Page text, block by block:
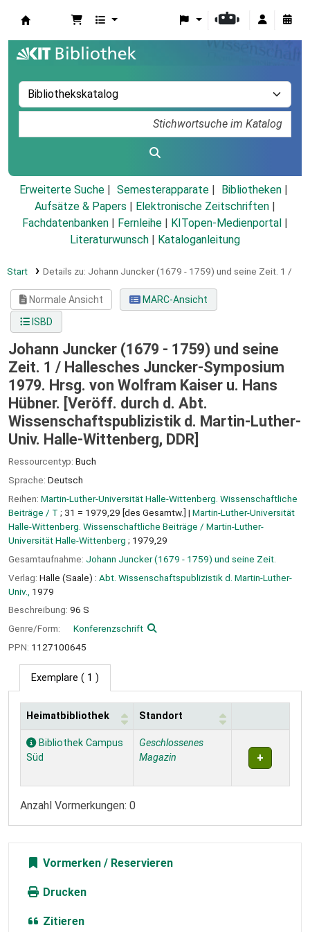
Erweiterte Suche Semesterapparate
Bibliotheken
Aufsätze & Papers
Elektronische Zeitschriften
Fachdatenbanken
Fernleihe KITopen-Medienportal
Literaturwunsch
Kataloganleitung
Start Details zu: Johann Juncker (1679 - 1759) und seine Zeit. 1 /
Normale Ansicht
MARC-Ansicht
ISBD
Johann Juncker (1679 - 1759) und seine
Zeit. 1 / Hallesches Juncker-Symposium
1979. Hrsg. von Wolfram Kaiser u. Hans
Hübner. [Veröff. durch d. Abt.
Wissenschaftspublizistik d. Martin-Luther-
Univ. Halle-Wittenberg, DDR]
Ressourcentyp: Buch
Sprache: Deutsch
Reihen: Martin-Luther-Universität Halle-Wittenberg. Wissenschaftliche
Beiträge / T ; 31 = 1979,29 [des Gesamtw.] | Martin-Luther-Universität
Halle-Wittenberg. Wissenschaftliche Beiträge / Martin-Luther-
Universität Halle-Wittenberg ; 1979,29
Gesamtaufnahme: Johann Juncker (1679 - 1759) und seine Zeit.
Verlag: Halle (Saale) : Abt. Wissenschaftspublizistik d. Martin-Luther-
Univ., 1979
Beschreibung: 96 S
Genre/Form:
Konferenzschrift
PPN: 1127100645
Exemplare ( 1 )
Exemplare
Heimatbibliothek Standort
Bibliothek Campus
Süd
Geschlossenes
Magazin
Anzahl Vormerkungen: 0
Vormerken
Drucken
Zitieren